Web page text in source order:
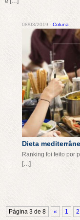
08/03/2019 - Coluna
Dieta
Ranking foi feito por
[…]
Página 3 de 8 « 1 2